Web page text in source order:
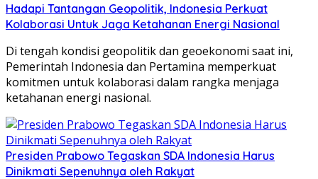
Hadapi Tantangan Geopolitik, Indonesia Perkuat
Kolaborasi Untuk Jaga Ketahanan Energi Nasional
Di tengah kondisi geopolitik dan geoekonomi saat ini,
Pemerintah Indonesia dan Pertamina memperkuat
komitmen untuk kolaborasi dalam rangka menjaga
ketahanan energi nasional.
Presiden Prabowo Tegaskan SDA Indonesia Harus
Dinikmati Sepenuhnya oleh Rakyat